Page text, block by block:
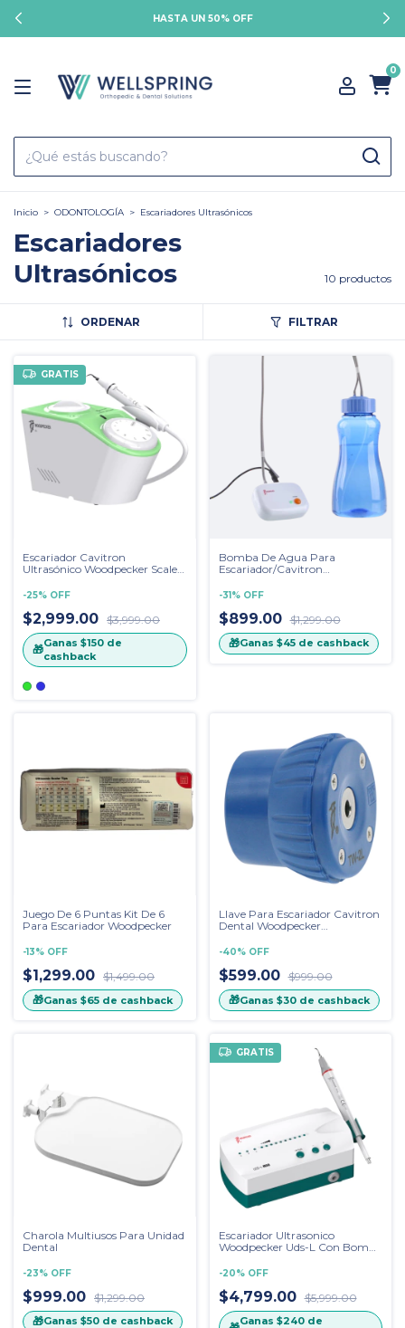
HASTA UN 50% OFF
0
Inicio > ODONTOLOGÍA > Escariadores Ultrasónicos
Escariadores
Ultrasónicos
10 productos
ORDENAR FILTRAR
GRATIS
Escariador Cavitron
Ultrasónico Woodpecker Scaler
-25% OFF
$2,999.00 $3,999.00
🎁Ganas $150 de
cashback
Bomba De Agua Para
Escariador/Cavitron
-31% OFF
$899.00 $1,299.00
🎁Ganas $45de cashback
Juego De 6 Puntas Kit De 6
Para Escariador Woodpecker
-13% OFF
$1,299.00 $1,499.00
🎁Ganas $65 de cashback
Llave Para Escariador Cavitron
Dental Woodpecker
-40% OFF
$599.00 $999.00
🎁Ganas $30de cashback
Charola Multiusos Para Unidad
Dental
-23% OFF
$999.00 $1,299.00
🎁Ganas $50 de cashback
GRATIS
Escariador Ultrasonico
Woodpecker Uds-L Con Bomba
Endodoncia
-20% OFF
$4,799.00 $5,999.00
Ganas $240de